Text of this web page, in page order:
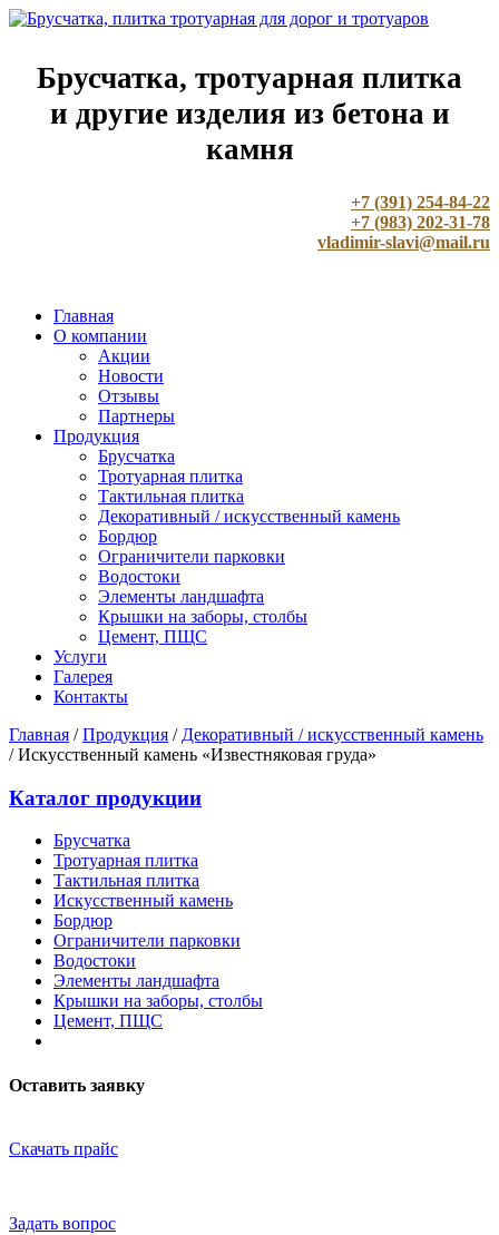
Брусчатка, тротуарная плитка
и другие изделия из бетона и
камня
+7 (391) 254-84-22
+7 (983) 202-31-78
vladimir-slavi@mail.ru
Главная
О компании
Акции
Новости
Отзывы
Партнеры
Продукция
Брусчатка
Тротуарная плитка
Тактильная плитка
Декоративный / искусственный камень
Бордюр
Ограничители парковки
Водостоки
Элементы ландшафта
Крышки на заборы, столбы
Цемент, ПЩС
Услуги
Галерея
Контакты
Главная /Продукция / Декоративный / искусственный камень
/Искусственный камень «Известняковая груда»
Каталог продукции
Брусчатка
Тротуарная плитка
Тактильная плитка
Искусственный камень
Бордюр
Ограничители парковки
Водостоки
Элементы ландшафта
Крышки на заборы, столбы
Цемент, ПЩС
Оставить заявку
Скачать прайс
Задать вопрос